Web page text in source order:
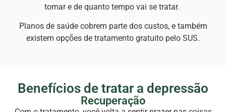
tomar e de quanto tempo vai se tratar.
Planos de saúde cobrem parte dos custos, e também
existem opções de tratamento gratuito pelo SUS.
Benefícios de tratar a depressão
Recuperação